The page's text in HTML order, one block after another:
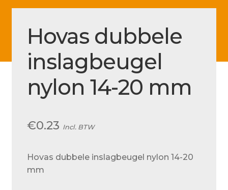
Klantenservice
Betaalmethode
Ons team
Privacy
Hovas dubbele
inslagbeugel
nylon 14-20 mm
€0.23 Incl. BTW
Hovas dubbele inslagbeugel nylon 14-20
mm